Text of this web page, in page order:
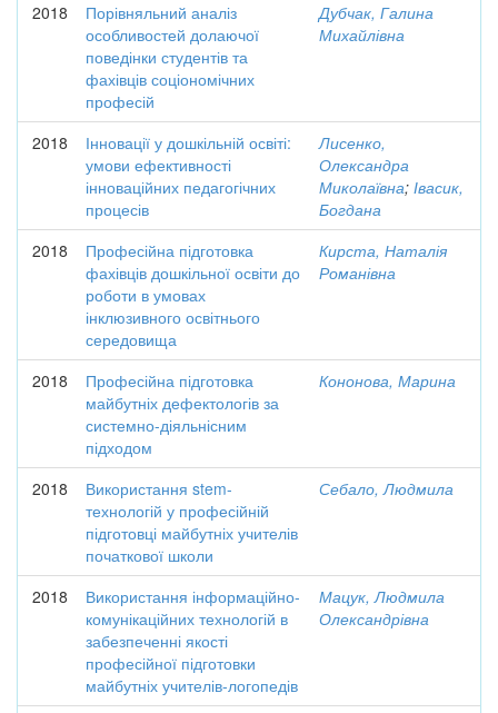
2018
Порівняльний аналіз
особливостей долаючої
поведінки студентів та
фахівців соціономічних
професій
Дубчак, Галина
Михайлівна
2018
Інновації у дошкільній освіті:
умови ефективності
інноваційних педагогічних
процесів
Лисенко,
Олександра
Миколаївна; Івасик,
Богдана
2018
Професійна підготовка
фахівців дошкільної освіти до
роботи в умовах
інклюзивного освітнього
середовища
Кирста, Наталія
Романівна
2018
Професійна підготовка
майбутніх дефектологів за
системно-діяльнісним
підходом
Кононова, Марина
2018
Використання stem-
технологій у професійній
підготовці майбутніх учителів
початкової школи
Себало, Людмила
2018
Використання інформаційно-
комунікаційних технологій в
забезпеченні якості
професійної підготовки
майбутніх учителів-логопедів
Мацук, Людмила
Олександрівна